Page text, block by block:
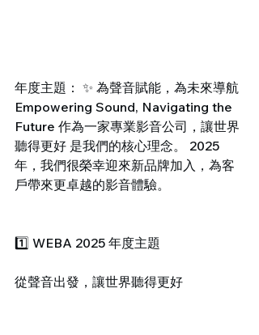
年度主題： ✨ 為聲音賦能，為未來導航
Empowering Sound, Navigating the
Future 作為一家專業影音公司，讓世界
聽得更好 是我們的核心理念。 2025
年，我們很榮幸迎來新品牌加入，為客
戶帶來更卓越的影音體驗。
1️⃣ WEBA 2025 年度主題
從聲音出發，讓世界聽得更好